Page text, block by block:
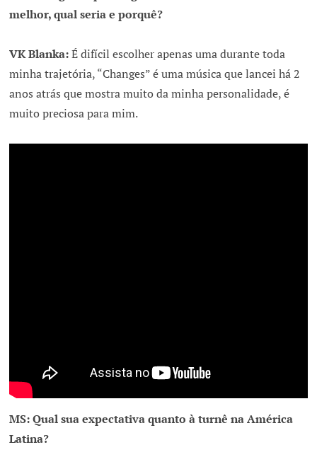
melhor, qual seria e porquê?
VK Blanka:É difícil escolher apenas uma durante toda
minha trajetória, “Changes” é uma música que lancei há 2
anos atrás que mostra muito da minha personalidade, é
muito preciosa para mim.
MS: Qual sua expectativa quanto à turnê na América
Latina?